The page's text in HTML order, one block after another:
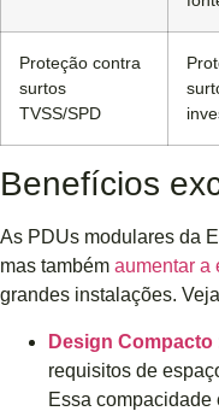
Proteção contra
surtos
TVSS/SPD
Benefícios
As PDUs modulares da
mas também aumentar a
grandes instalações.
Design Compacto
requisitos de
Essa compacidade